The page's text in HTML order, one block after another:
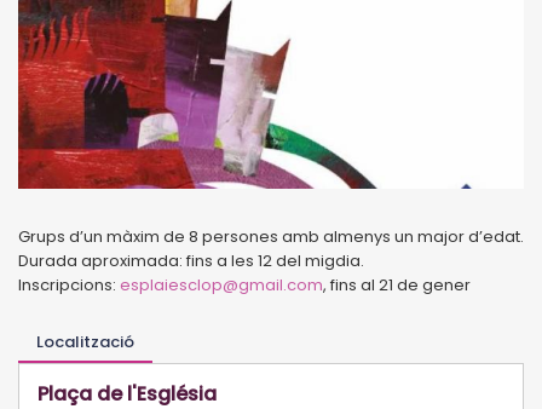
Grups d’un màxim de 8 persones amb almenys un major d’edat.
Durada aproximada: fins a les 12 del migdia.
Inscripcions: esplaiesclop@gmail.com, fins al 21 de gener
Localització
Plaça de l'Església